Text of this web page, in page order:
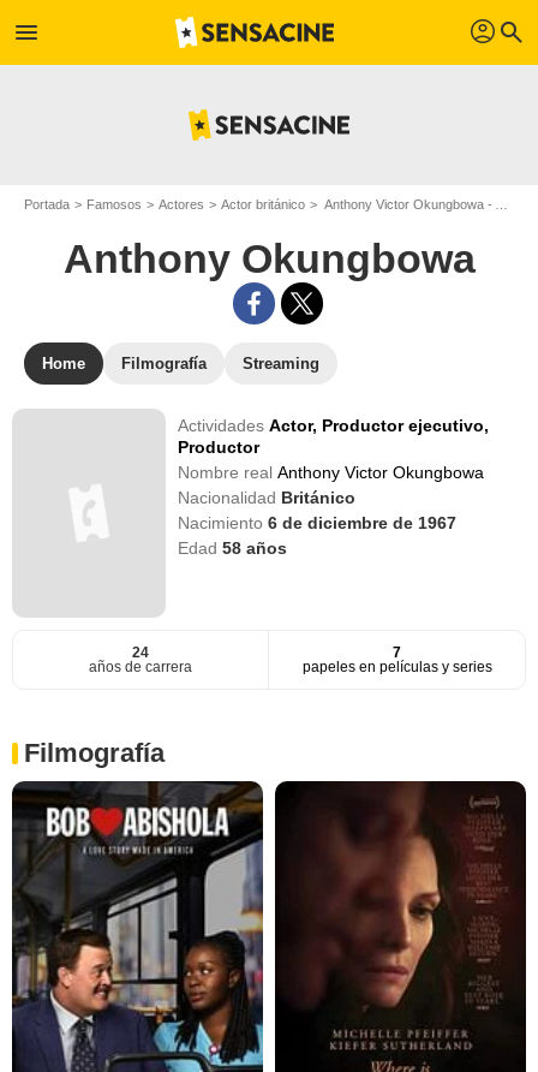
menu profil search
Portada Famosos Actores Actor británico Anthony Victor Okungbowa - Apodo : Anthony Okungbowa
Anthony Okungbowa
Home Filmografía Streaming
ActividadesActor, Productor ejecutivo,
Productor
Nombre realAnthony Victor Okungbowa
Nacionalidad Británico
Nacimiento6 de diciembre de 1967
Edad58 años
24
años de carrera
7
papeles en películas y series
Filmografía